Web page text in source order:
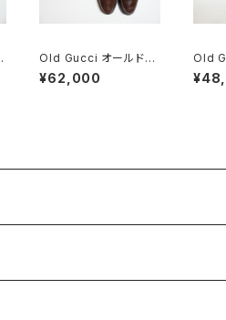
Old Gucci オールドグ
ッチ ホースビットローフ
ァー 8.5D DB ラバー
¥62,000
Old
ファ
de